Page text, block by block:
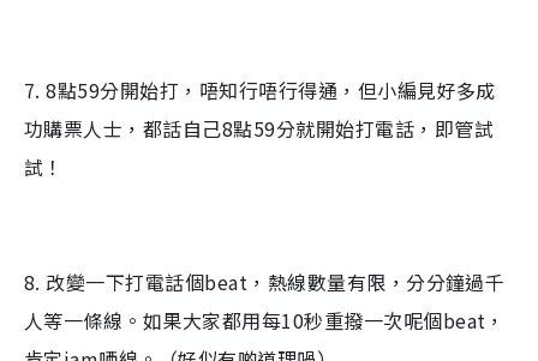
7. 8點59分開始打，唔知行唔行得通，但小編見好多成
功購票人士，都話自己8點59分就開始打電話，即管試
試！
8. 改變一下打電話個beat，熱線數量有限，分分鐘過千
人等一條線。如果大家都用每10秒重撥一次呢個beat，